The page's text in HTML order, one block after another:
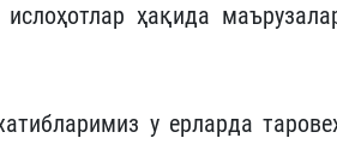
ислоҳотлар ҳақида
у ерларда